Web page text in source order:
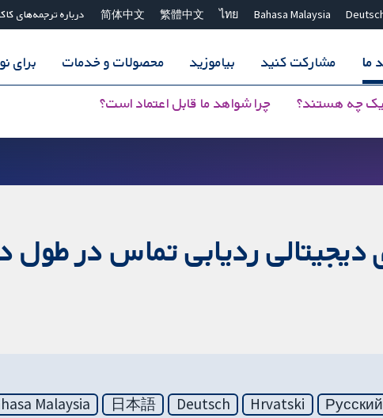
Bahasa Malaysia
ไทย
繁體中文
简体中文 درباره ترجمه‌های
ما
چه هستند؟ چرا شواهد ما قابل اعتماد است؟
مشارکت کنید بیاموزید محصولات و خدمات برای
دیجیتالی ردیابی تماس در طول
Русский
Hrvatski
Deutsch
日本語
Malaysia